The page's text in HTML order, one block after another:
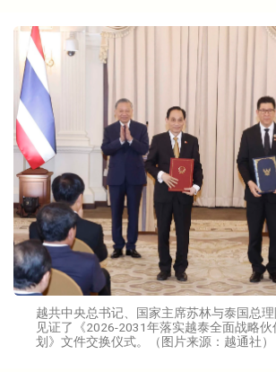
越共中央总书记、国家主席苏林与泰国总
见证了《2026-2031年落实越泰全面战略
划》文件交换仪式。（图片来源：越通社）